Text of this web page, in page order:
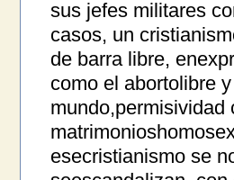
sus jefes militares
casos, un
de barra libre,
como el abortolibre
mundo,permisividad
esecristianismo se